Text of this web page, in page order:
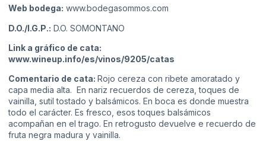
Web bodega: www.bodegasommos.com
D.O./I.G.P.: D.O. SOMONTANO
Link a gráfico de cata:
www.wineup.info/es/vinos/9205/catas
Comentario de cata: Rojo cereza con ribete amoratado y
capa media alta. En nariz recuerdos de cereza, toques de
vainilla, sutil tostado y balsámicos. En boca es donde muestra
todo el carácter. Es fresco, esos toques balsámicos
acompañan en el trago. En retrogusto devuelve e recuerdo de
fruta negra madura y vainilla.